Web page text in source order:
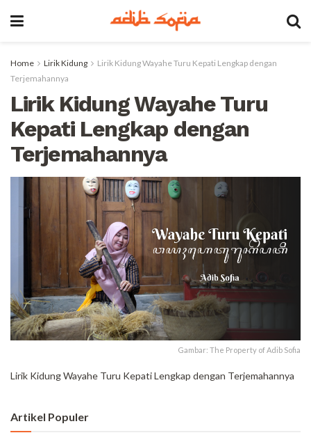
Home Lirik Kidung
Lirik Kidung Wayahe Turu Kepati Lengkap dengan
Terjemahannya
Lirik Kidung Wayahe Turu
Kepati Lengkap dengan
Terjemahannya
Gambar: The Property of Adib Sofia
Lirik Kidung Wayahe Turu Kepati Lengkap dengan Terjemahannya
Artikel Populer